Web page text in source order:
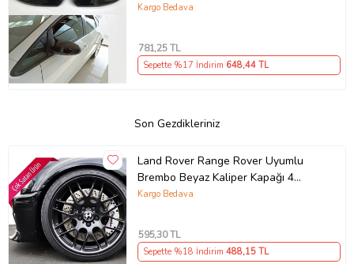
Kargo Bedava
781,25 TL
Sepette %17 İndirim 648,44 TL
Son Gezdikleriniz
Land Rover Range Rover Uyumlu
Brembo Beyaz Kaliper Kapağı 4
Parça Ön Arka Set (Karışık)
Kargo Bedava
595,30 TL
Sepette %18 İndirim 488,15 TL